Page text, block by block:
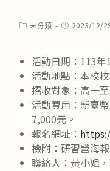
Post未分類
Post2023/12/
活動日期：113年
活動地點：本校
招收對象：高一
活動費用：新臺
7,000元。
報名網址：
檢附：研習營海報
聯絡人：黃小姐